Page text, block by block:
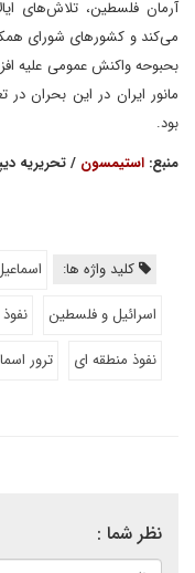
آرمان فلسطین، تلاش‌های
می‌کند و کشورهای شورای
بحبوحه واکنش عمومی علیه
مانور ایران در این بحران
بود.
منبع: استیمسون / تحریریه
کلید واژه ها:
اسرائیل و فلسطین
نفوذ منطقه ای
ترور
نظر شما :